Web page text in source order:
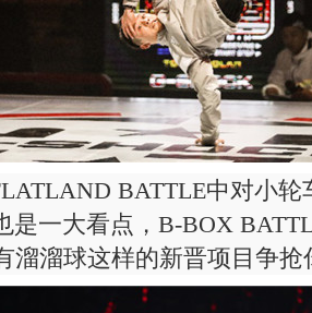
BATTLE中对小轮
是一大看点，B-BOX
溜溜球这样的新晋项目争抢